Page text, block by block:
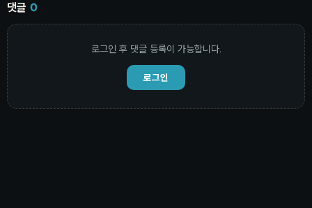
댓글 0
로그인 후 댓글 등록이 가능합니다.
로그인